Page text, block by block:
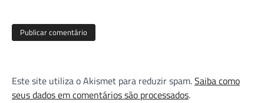
Este site utiliza o Akismet para reduzir spam.Saiba como
seus dados em comentários são processados.